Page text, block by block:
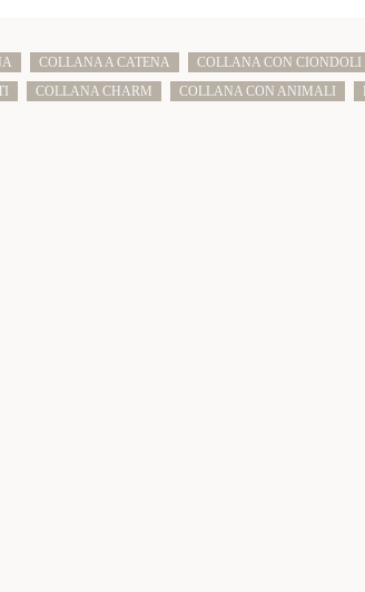
COLLANA A CATENA
COLLANA CON CIONDOLI
COLLANA CHARM COLLANA CON ANIMALI